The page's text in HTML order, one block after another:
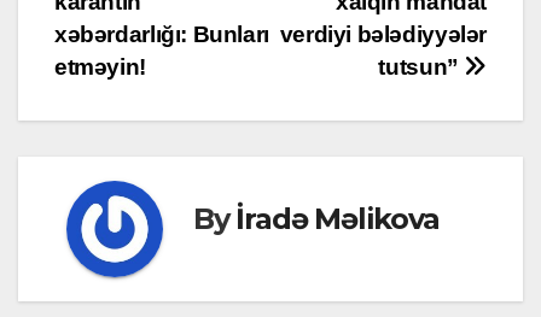
verdiyi bələdiyyələr
tutsun”
xəbərdarlığı: Bunları
etməyin!
Byİradə Məlikova